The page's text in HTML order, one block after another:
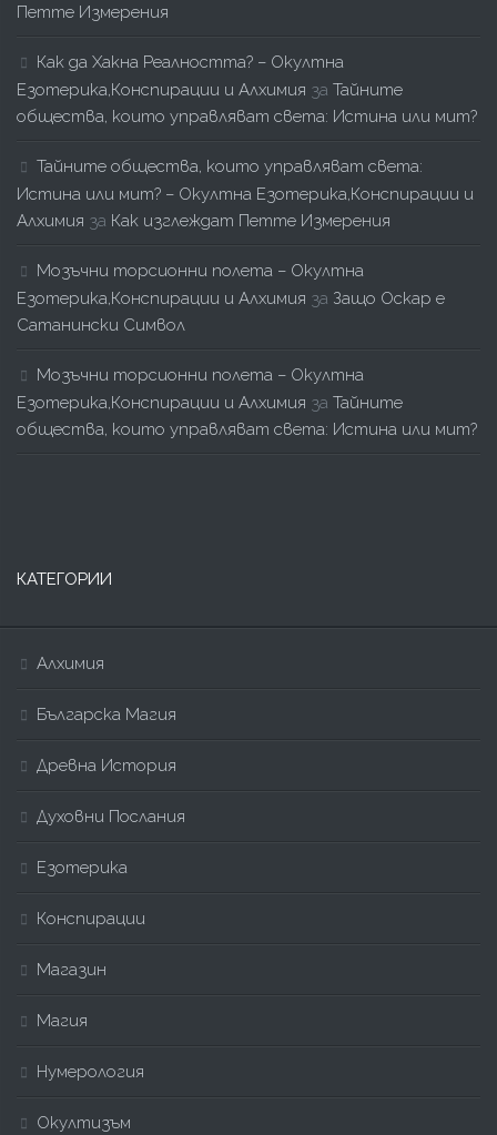
Петте Измерения
Как да Хакна Реалността? – Окултна
Езотерика,Конспирации и Алхимия за Тайните
общества, които управляват света: Истина или мит?
Тайните общества, които управляват света:
Истина или мит? – Окултна Езотерика,Конспирации и
Алхимия за Как изглеждат Петте Измерения
Мозъчни торсионни полета – Окултна
Езотерика,Конспирации и Алхимия за Защо Оскар е
Сатанински Символ
Мозъчни торсионни полета – Окултна
Езотерика,Конспирации и Алхимия за Тайните
общества, които управляват света: Истина или мит?
КАТЕГОРИИ
Алхимия
Българска Магия
Древна История
Духовни Послания
Езотерика
Конспирации
Магазин
Магия
Нумерология
Окултизъм